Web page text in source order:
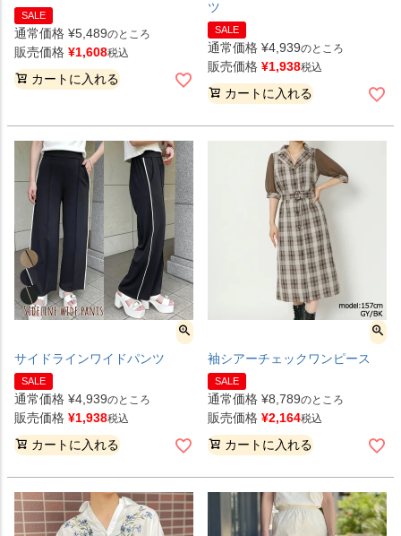
SALE
通常価格 ¥5,489のところ
販売価格 ¥1,608税込
カートに入れる
ツ
SALE
通常価格 ¥4,939のところ
販売価格 ¥1,938税込
カートに入れる
サイドラインワイドパンツ
SALE
通常価格 ¥4,939のところ
販売価格 ¥1,938税込
カートに入れる
袖シアーチェックワンピース
SALE
通常価格 ¥8,789のところ
販売価格 ¥2,164税込
カートに入れる